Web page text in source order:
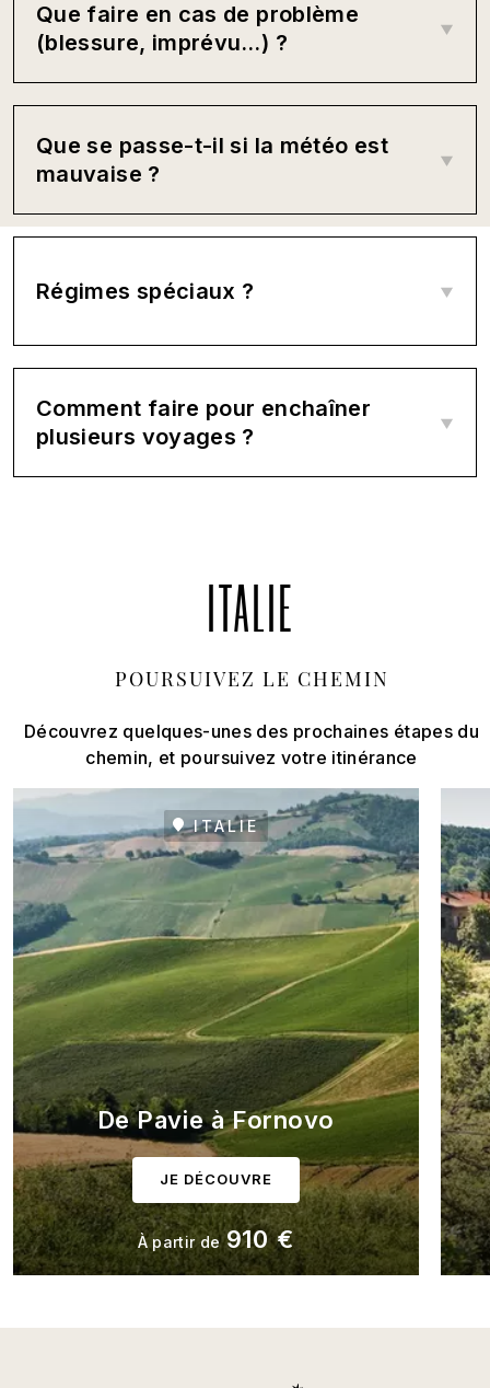
Que faire en cas de problème
(blessure, imprévu…) ?
Que se passe-t-il si la météo est
mauvaise ?
Régimes spéciaux ?
Comment faire pour enchaîner
plusieurs voyages ?
ITALIE
POURSUIVEZ LE CHEMIN
Découvrez quelques-unes des prochaines étapes du
chemin, et poursuivez votre itinérance
ITALIE
De Pavie à Fornovo
JE DÉCOUVRE
À partir de 910 €